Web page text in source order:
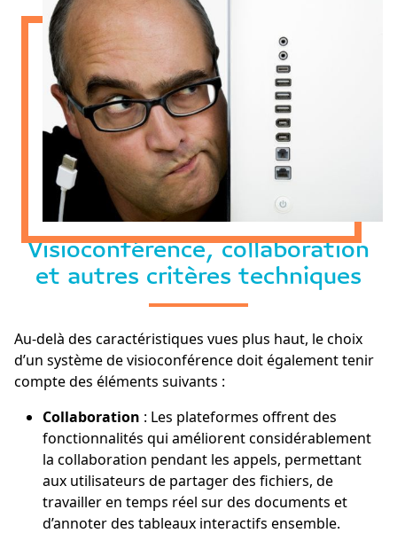
Visioconférence, collaboration
et autres critères techniques
Au-delà des caractéristiques vues plus haut, le choix
d’un système de visioconférence doit également tenir
compte des éléments suivants :
Collaboration : Les plateformes offrent des
fonctionnalités qui améliorent considérablement
la collaboration pendant les appels, permettant
aux utilisateurs de partager des fichiers, de
travailler en temps réel sur des documents et
d’annoter des tableaux interactifs ensemble.